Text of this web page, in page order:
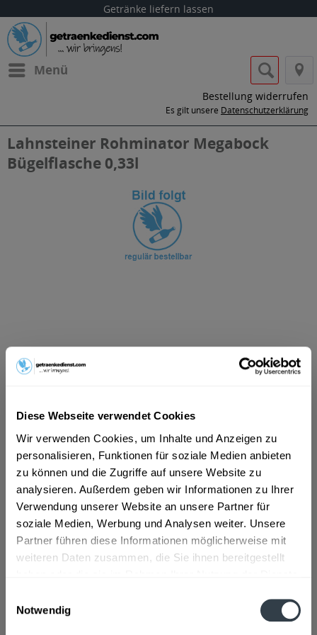
Diese Webseite verwendet Cookies
Wir verwenden Cookies, um Inhalte und Anzeigen zu
personalisieren, Funktionen für soziale Medien anbieten
zu können und die Zugriffe auf unsere Website zu
analysieren. Außerdem geben wir Informationen zu Ihrer
Verwendung unserer Website an unsere Partner für
soziale Medien, Werbung und Analysen weiter. Unsere
Partner führen diese Informationen möglicherweise mit
weiteren Daten zusammen, die Sie ihnen bereitgestellt
Notwendig
Getränke liefern lassen
Menü
Bestellung widerrufen
Es gilt unsere Datenschutzerklärung
Lahnsteiner Rohminator Megabock
Bügelflasche 0,33l
ab 101,01 € *
Inhalt: 0.33 Liter (306,09 € * / 1 Liter)
EINWEG
+1,65 € Pfand
In denWarenkorb
Artikel-Nr.:
29007
Verfügbar in:
Beschreibung
"Lahnsteiner Rohminator Megabock
Bügelflasche 0,33l"